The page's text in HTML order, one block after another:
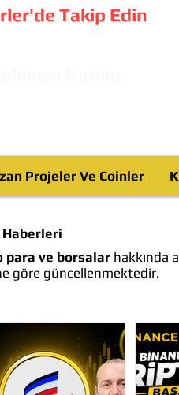
Takip Edin
Projeler Ve Coinler
para ve borsalarhakkında
göre güncellenmektedir.